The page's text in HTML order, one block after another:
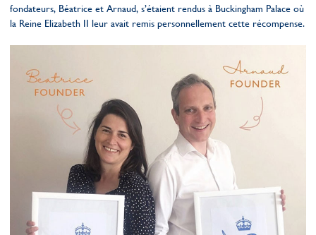
fondateurs, Béatrice et Arnaud, s’étaient rendus à Buckingham Palace où
la Reine Elizabeth II leur avait remis personnellement cette récompense.